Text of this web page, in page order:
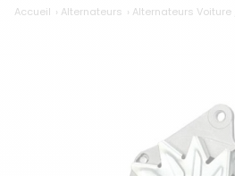
Accueil Alternateurs Alternateurs